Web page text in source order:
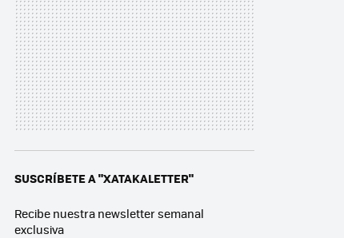
SUSCRÍBETE A "XATAKALETTER"
Recibe nuestra newsletter semanal
exclusiva